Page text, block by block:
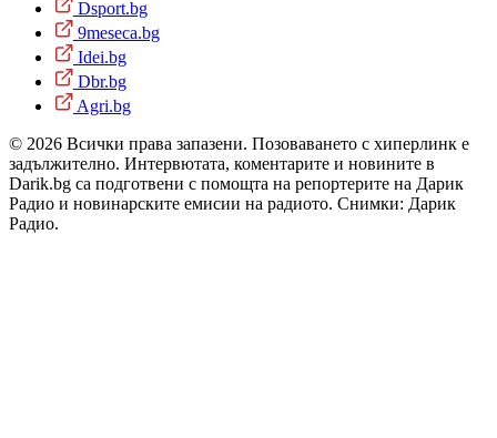
Dsport.bg
9meseca.bg
Idei.bg
Dbr.bg
Agri.bg
© 2026 Всички права запазени. Позоваването с хиперлинк е
задължително. Интервютата, коментарите и новините в
Darik.bg са подготвени с помощта на репортерите на Дарик
Радио и новинарските емисии на радиото. Снимки: Дарик
Радио.